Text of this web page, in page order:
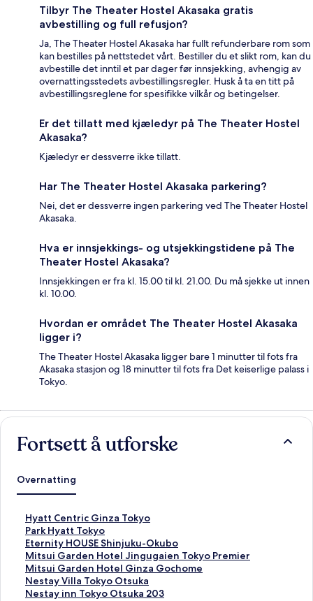
Tilbyr The Theater Hostel Akasaka gratis
avbestilling og full refusjon?
Ja, The Theater Hostel Akasaka har fullt refunderbare rom som
kan bestilles på nettstedet vårt. Bestiller du et slikt rom, kan du
avbestille det inntil et par dager før innsjekking, avhengig av
overnattingsstedets avbestillingsregler. Husk å ta en titt på
avbestillingsreglene for spesifikke vilkår og betingelser.
Er det tillatt med kjæledyr på The Theater Hostel
Akasaka?
Kjæledyr er dessverre ikke tillatt.
Har The Theater Hostel Akasaka parkering?
Nei, det er dessverre ingen parkering ved The Theater Hostel
Akasaka.
Hva er innsjekkings- og utsjekkingstidene på The
Theater Hostel Akasaka?
Innsjekkingen er fra kl. 15.00 til kl. 21.00. Du må sjekke ut innen
kl. 10.00.
Hvordan er området The Theater Hostel Akasaka
ligger i?
The Theater Hostel Akasaka ligger bare 1 minutter til fots fra
Akasaka stasjon og 18 minutter til fots fra Det keiserlige palass i
Tokyo.
Fortsett å utforske
Overnatting
Hyatt Centric Ginza Tokyo
L
i
n
k
s
o
m
Park Hyatt Tokyo
L
i
n
k
s
o
Eternity HOUSE Shinjuku-Okubo
L
i
n
k
s
Mitsui Garden Hotel Jingugaien Tokyo Premier
L
i
n
k
Mitsui Garden Hotel Ginza Gochome
L
i
n
Nestay Villa Tokyo Otsuka
L
iNestay inn Tokyo Otsuka 203
L